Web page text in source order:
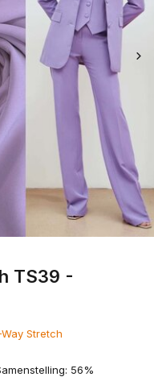
TS39 -
Stretch
56%